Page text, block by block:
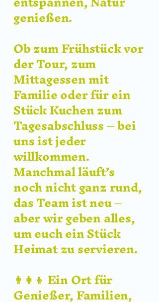
genießen.
Ob zum Frühstück vor
der Tour, zum
Mittagessen mit
Familie oder für ein
Stück Kuchen zum
Tagesabschluss – bei
uns ist jeder
willkommen.
Manchmal läuft’s
noch nicht ganz rund,
das Team ist neu –
aber wir geben alles,
um euch ein Stück
Heimat zu servieren.
👨‍👩‍👦 Ein Ort für
Genießer, Familien,